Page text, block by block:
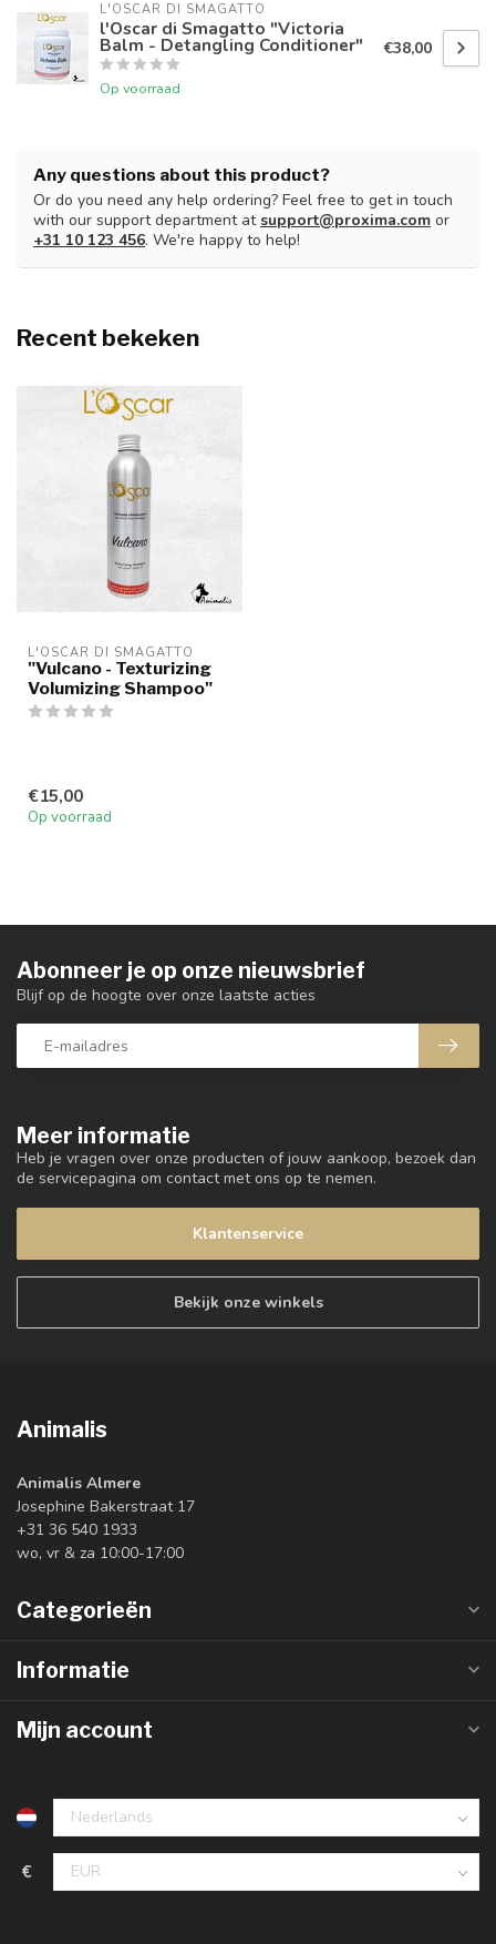
L'OSCAR DI SMAGATTO
l'Oscar di Smagatto "Victoria
Balm - Detangling Conditioner"
Op voorraad
€38,00
Any questions about this product?
Or do you need any help ordering? Feel free to get in touch
with our support department atsupport@proxima.com or
+31 10 123 456. We're happy to help!
Recent bekeken
L'OSCAR DI SMAGATTO
"Vulcano - Texturizing
Volumizing Shampoo"
€15,00
Op voorraad
Meer informatie
Heb je vragen over onze producten of jouw aankoop, bezoek dan
de servicepagina om contact met ons op te nemen.
Klantenservice
Bekijk onze winkels
Abonneer je op onze nieuwsbrief
Blijf op de hoogte over onze laatste acties
Animalis
Animalis Almere
Josephine Bakerstraat 17
+31 36 540 1933
wo, vr & za 10:00-17:00
Categorieën
Informatie
Mijn account
€